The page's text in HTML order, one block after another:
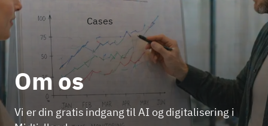
Cases
Om os
Vi er din gratis indgang til AI og digitalisering i